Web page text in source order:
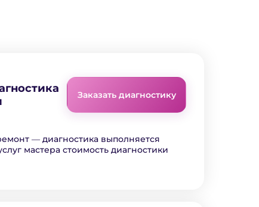
Заказать диагностику
― диагностика выполняется
мастера стоимость диагностики